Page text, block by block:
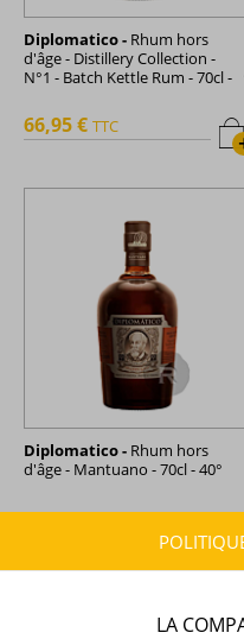
Diplomatico - Rhum hors
d'âge - Distillery Collection -
N°1 - Batch Kettle Rum - 70cl -
66,95 € TTC
Diplomatico - Rhum hors
d'âge - Mantuano - 70cl - 40°
LA